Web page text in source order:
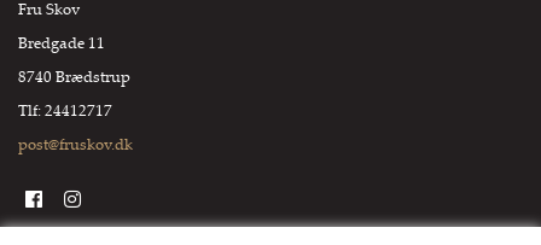
Fru Skov
Bredgade 11
8740 Brædstrup
Tlf: 24412717
post@fruskov.dk